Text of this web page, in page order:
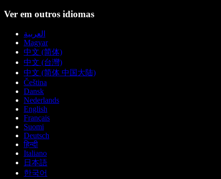
Ver em outros idiomas
العربية
Magyar
中文 (简体)
中文 (台灣)
中文 (简体 中国大陆)
Čeština
Dansk
Nederlands
English
Français
Suomi
Deutsch
हिन्दी
Italiano
日本語
한국어